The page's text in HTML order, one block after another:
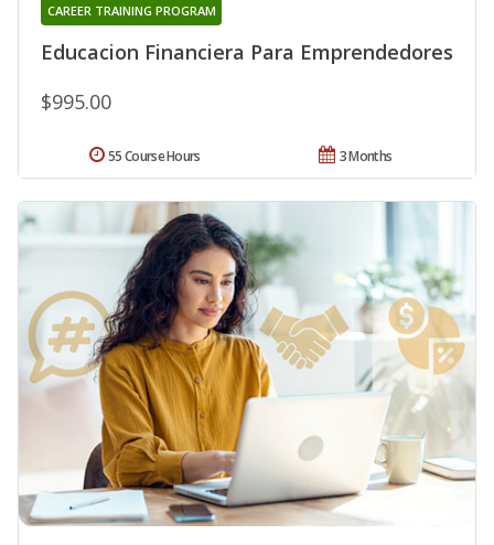
Educacion Financiera Para Emprendedores
CAREER TRAINING PROGRAM
$995.00
3 Months
55 Course Hours